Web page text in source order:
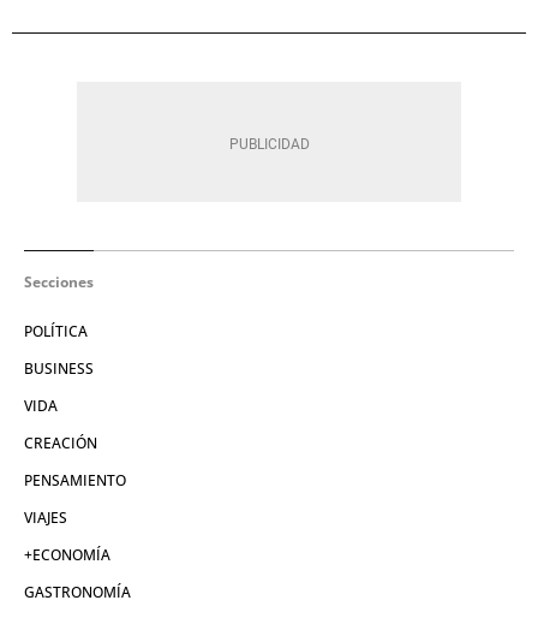
Secciones
POLÍTICA
BUSINESS
VIDA
CREACIÓN
PENSAMIENTO
VIAJES
+ECONOMÍA
GASTRONOMÍA